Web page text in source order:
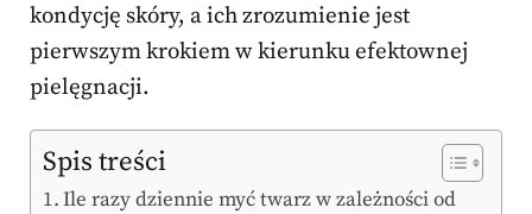
kondycję skóry, a ich zrozumienie jest
pierwszym krokiem w kierunku efektownej
pielęgnacji.
Spis treści
Ile razy dziennie myć twarz w zależności od